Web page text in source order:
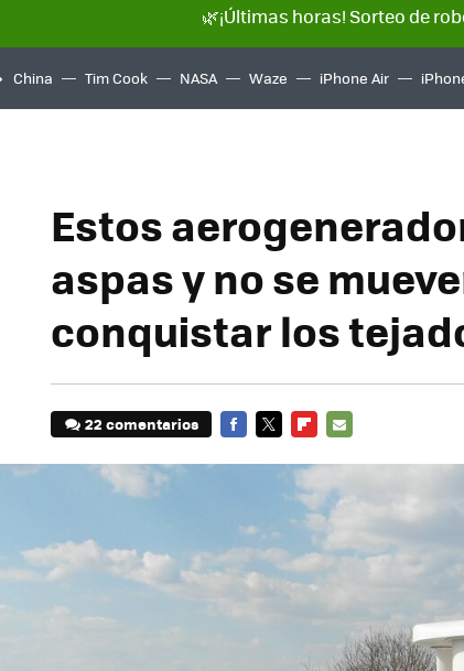
🌿¡Últimas horas! Sorteo de
China Tim Cook NASA Waze iPhone Air
Estos
aspas y no se
conquistar los
22 comentarios